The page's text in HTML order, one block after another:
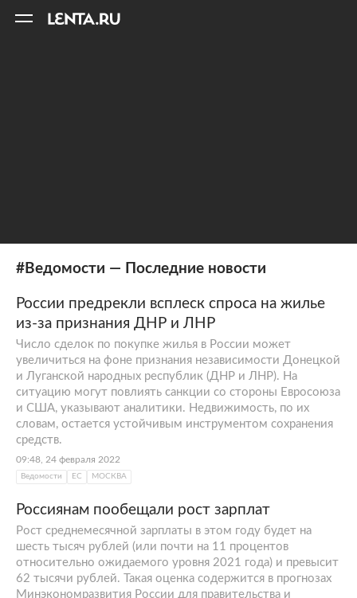
#Ведомости — Последние новости
России предрекли всплеск спроса на жилье
из-за признания ДНР и ЛНР
Число сделок по покупке жилья в России может
увеличиться на фоне признания независимости Донецкой
и Луганской народных республик (ДНР и ЛНР). На
ситуацию могут повлиять санкции со стороны Евросоюза
и США, указывают аналитики. Недвижимость, по их
словам, остается устойчивым инструментом сохранения
средств.
09:48, 24 февраля 2022
Ведомости ЕС МОСКВА
Россиянам пообещали рост зарплат
Рост среднемесячной зарплаты в этом году будет на
шесть тысяч рублей (или почти на 11 процентов
относительно ожидаемого уровня 2021 года) и превысит
62 тысячи рублей. Такая оценка содержится в прогнозах
Минэкономразвития России для правительства и